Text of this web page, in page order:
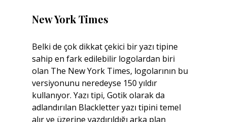
New York Times
Belki de çok dikkat çekici bir yazı tipine
sahip en fark edilebilir logolardan biri
olan The New York Times, logolarının bu
versiyonunu neredeyse 150 yıldır
kullanıyor. Yazı tipi, Gotik olarak da
adlandırılan Blackletter yazı tipini temel
alır ve üzerine yazdırıldığı arka plan